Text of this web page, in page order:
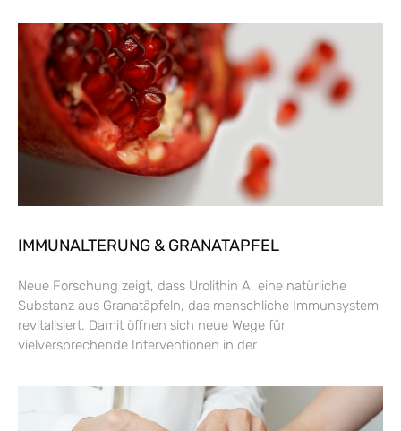
IMMUNALTERUNG & GRANATAPFEL
Neue Forschung zeigt, dass Urolithin A, eine natürliche
Substanz aus Granatäpfeln, das menschliche Immunsystem
revitalisiert. Damit öffnen sich neue Wege für
vielversprechende Interventionen in der